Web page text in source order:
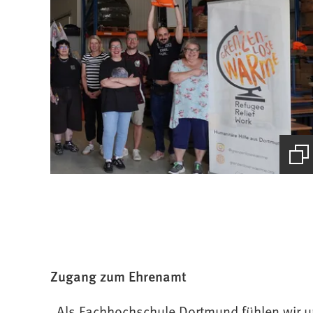
(Startet
den
Zugang zum Ehrenamt